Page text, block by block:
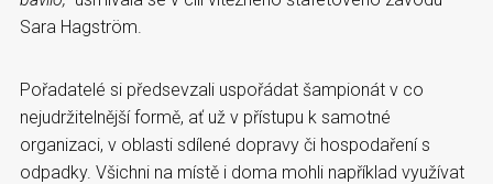
Sara Hagström.
Pořadatelé si předsevzali uspořádat šampionát v co
nejudržitelnější formě, ať už v přístupu k samotné
organizaci, v oblasti sdílené dopravy či hospodaření s
odpadky. Všichni na místě i doma mohli například využívat